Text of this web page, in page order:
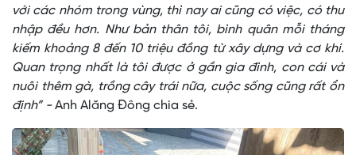
với các nhóm trong vùng, thì nay ai cũng có việc, có thu
nhập đều hơn. Như bản thân tôi, bình quân mỗi tháng
kiếm khoảng 8 đến 10 triệu đồng từ xây dựng và cơ khí.
Quan trọng nhất là tôi được ở gần gia đình, con cái và
nuôi thêm gà, trồng cây trái nữa, cuộc sống cũng rất ổn
định” -Anh Alăng Đông chia sẻ.